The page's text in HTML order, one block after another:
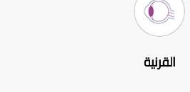
القرنية